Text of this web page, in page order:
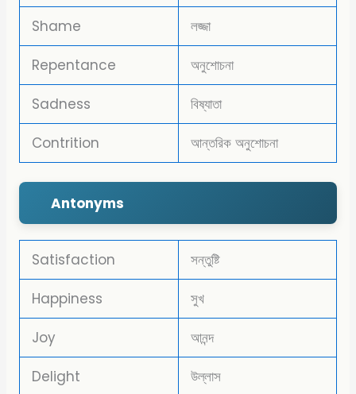
Shame লজ্জা
Repentance অনুশোচনা
Sadness বিষ্যাতা
Contrition আন্তরিক অনুশোচনা
Antonyms
Satisfaction সন্তুষ্টি
Happiness সুখ
Joy আনন্দ
Delight উল্লাস